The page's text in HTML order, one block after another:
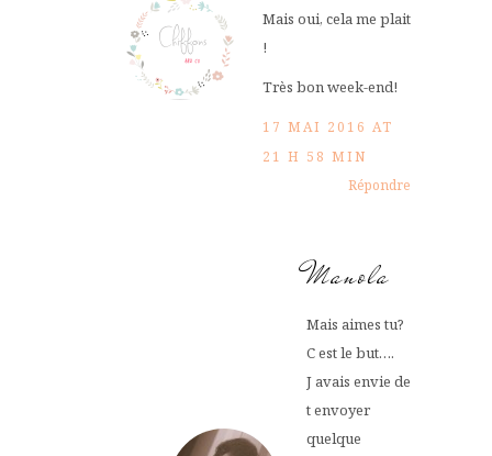
Mais oui, cela me plait
!
Très bon week-end!
17 MAI 2016 AT
21 H 58 MIN
Répondre
Manola
Mais aimes tu?
C est le but….
J avais envie de
t envoyer
quelque